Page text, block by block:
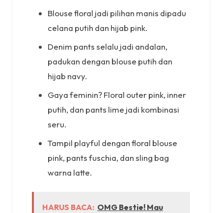
Blouse floral jadi pilihan manis dipadu
celana putih dan hijab pink.
Denim pants selalu jadi andalan,
padukan dengan blouse putih dan
hijab navy.
Gaya feminin? Floral outer pink, inner
putih, dan pants lime jadi kombinasi
seru.
Tampil playful dengan floral blouse
pink, pants fuschia, dan sling bag
warna latte.
HARUS BACA: OMG Bestie! Mau